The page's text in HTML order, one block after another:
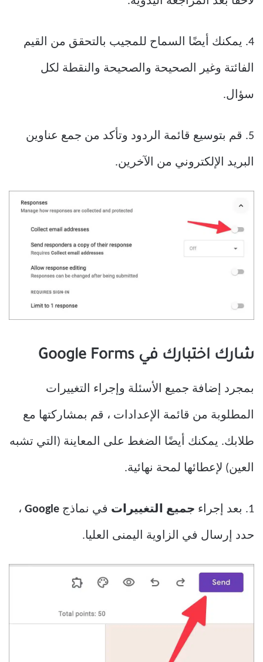
4. يمكنك أيضًا السماح للمجيب بالتحقق من القيم
الفائتة وغير الصحيحة والصحيحة والنقطة لكل
سؤال.
5. قم بتوسيع قائمة الردود وتأكد من جمع عناوين
البريد الإلكتروني من الآخرين.
شارك اختبارك في Google Forms
بمجرد إضافة جميع الأسئلة وإجراء التغييرات
المطلوبة من قائمة الإعدادات ، قم بمشاركتها مع
طلابك. يمكنك أيضًا الضغط على المعاينة (التي تشبه
العين) لإعطائها لمحة نهائية.
1. بعد إجراء جميع التغييرات في نماذج Google ،
حدد إرسال في الزاوية اليمنى العليا.